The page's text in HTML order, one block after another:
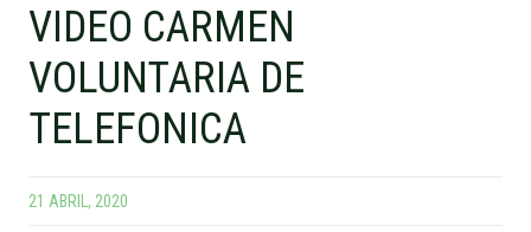
VIDEO CARMEN
VOLUNTARIA DE
TELEFONICA
21 ABRIL, 2020